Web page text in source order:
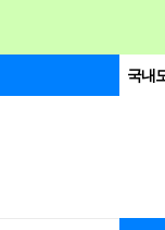
국내